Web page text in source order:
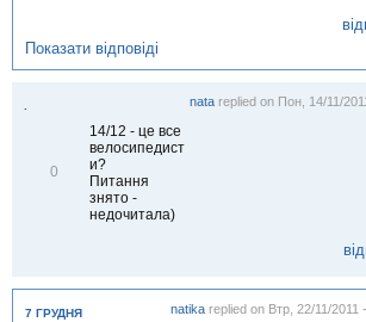
Показати відповіді
. natareplied on Пон, 14/11/
т
0
14/12 - це все
велосипедист
и?
Питання
знято -
недочитала)
7 ГРУДНЯ natikareplied on Втр, 22/11/2011